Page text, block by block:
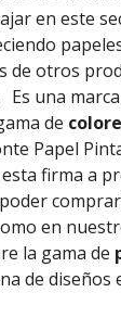
en este
de otros
Es una
de
Papel
firma a
en
la gama de
de diseños